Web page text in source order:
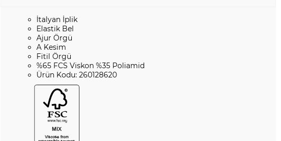
İtalyan İplik
Elastik Bel
Ajur Örgü
A Kesim
Fitil Örgü
%65 FCS Viskon %35 Poliamid
Ürün Kodu: 260128620